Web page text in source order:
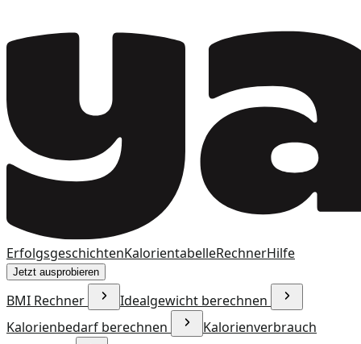
ErfolgsgeschichtenKalorientabelleRechnerHilfe
Jetzt ausprobieren
BMI Rechner
Idealgewicht berechnen
Kalorienbedarf berechnen
Kalorienverbrauch